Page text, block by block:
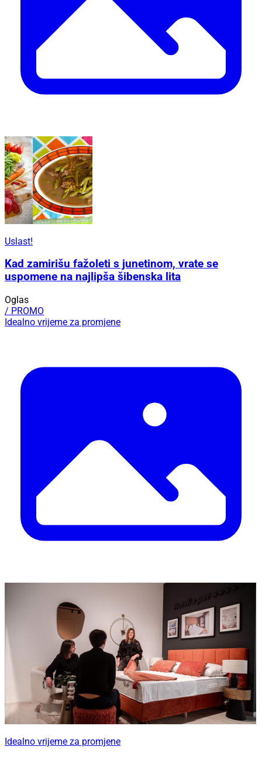
Uslast!
Kad zamirišu fažoleti s junetinom, vrate se
uspomene na najlipša šibenska lita
Oglas
/ PROMO
Idealno vrijeme za promjene
Idealno vrijeme za promjene